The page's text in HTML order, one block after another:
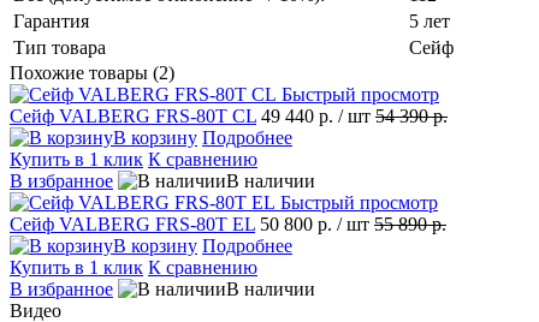
Гарантия
5 лет
Тип товара
Сейф
Похожие товары (2)
Быстрый просмотр
Сейф VALBERG FRS-80T CL 49 440 р. / шт 54 390 р.
В корзину Подробнее
Купить в 1 клик К сравнению
В избранное
В наличии
Быстрый просмотр
Сейф VALBERG FRS-80T EL 50 800 р. / шт 55 890 р.
В корзину Подробнее
Купить в 1 клик К сравнению
В избранное
В наличии
Видео